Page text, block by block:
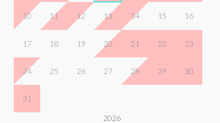
10 11 12 13 14 15 16
17 18 19 20 21 22 23
24 25 26 27 28 29 30
31
2026